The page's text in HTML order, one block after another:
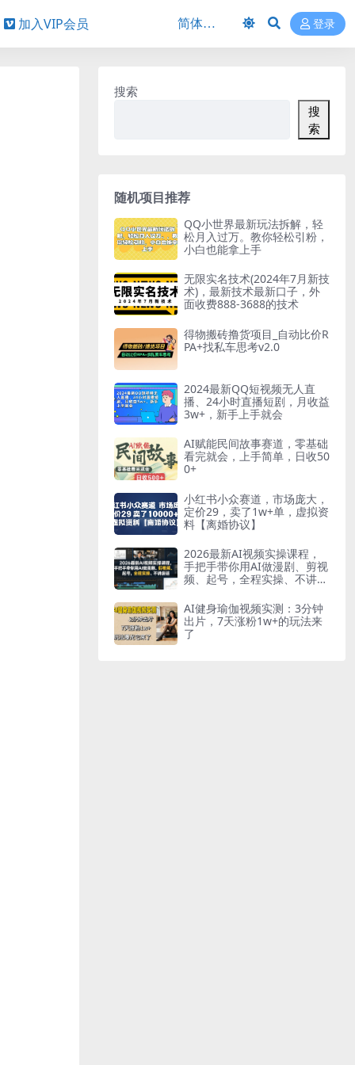
加入VIP会员 登录
搜索
搜
索
随机项目推荐
QQ小世界最新玩法拆解，轻
松月入过万。教你轻松引粉，
小白也能拿上手
无限实名技术(2024年7月新技
术)，最新技术最新口子，外
面收费888-3688的技术
得物搬砖撸货项目_自动比价R
PA+找私车思考v2.0
2024最新QQ短视频无人直
播、24小时直播短剧，月收益
3w+，新手上手就会
AI赋能民间故事赛道，零基础
看完就会，上手简单，日收50
0+
小红书小众赛道，市场庞大，
定价29，卖了1w+单，虚拟资
料【离婚协议】
2026最新AI视频实操课程，
手把手带你用AI做漫剧、剪视
频、起号，全程实操、不讲废
AI健身瑜伽视频实测：3分钟
出片，7天涨粉1w+的玩法来
了